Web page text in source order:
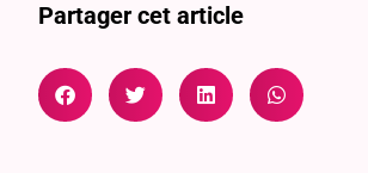
Partager cet article